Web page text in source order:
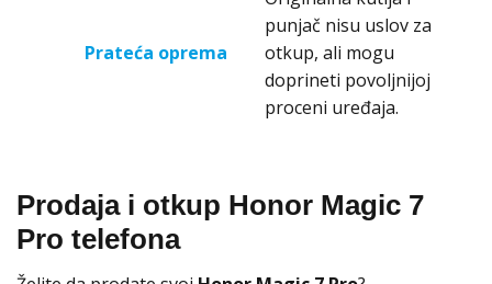
Prateća oprema
punjač nisu uslov za
otkup, ali mogu
doprineti povoljnijoj
proceni uređaja.
Prodaja i otkup Honor Magic 7
Pro telefona